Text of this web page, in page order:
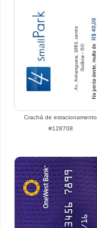
Crachá de estacionamento
#128708